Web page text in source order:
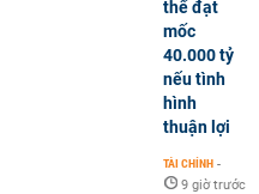
thể đạt
mốc
40.000 tỷ
nếu tình
hình
thuận lợi
TÀI CHÍNH -
9 giờ trước